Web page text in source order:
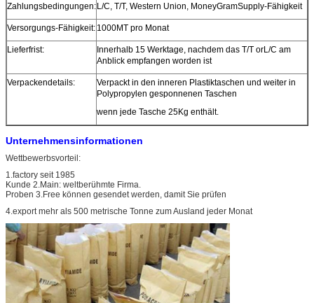
Zahlungsbedingungen:L/C, T/T, Western Union, MoneyGramSupply-Fähigkeit
Versorgungs-Fähigkeit: 1000MT pro Monat
Lieferfrist:
Innerhalb 15 Werktage, nachdem das T/T orL/C am
Anblick empfangen worden ist
Verpackendetails:
Verpackt in den inneren Plastiktaschen und weiter in
Polypropylen gesponnenen Taschen
wenn jede Tasche 25Kg enthält.
Unternehmensinformationen
Wettbewerbsvorteil:
1.factory seit 1985
Kunde 2.Main: weltberühmte Firma.
Proben 3.Free können gesendet werden, damit Sie prüfen
4.export mehr als 500 metrische Tonne zum Ausland jeder Monat